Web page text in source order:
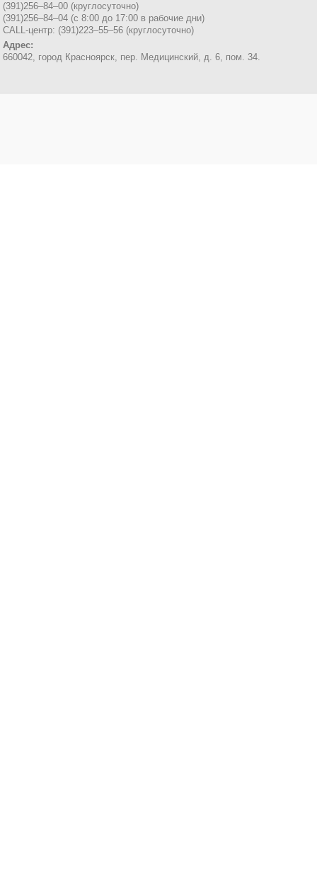
(391)256–84–00 (круглосуточно)
(391)256–84–04 (с 8:00 до 17:00 в рабочие дни)
CALL-центр: (391)223–55–56 (круглосуточно)
Адрес:
660042, город Красноярск, пер. Медицинский, д. 6, пом. 34.